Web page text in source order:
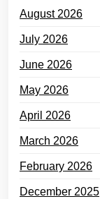
August 2026
July 2026
June 2026
May 2026
April 2026
March 2026
February 2026
December 2025